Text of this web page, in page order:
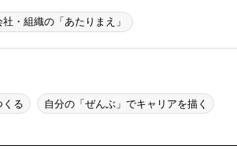
・組織の「あたりまえ」
くる 自分の「ぜんぶ」でキャリアを描く